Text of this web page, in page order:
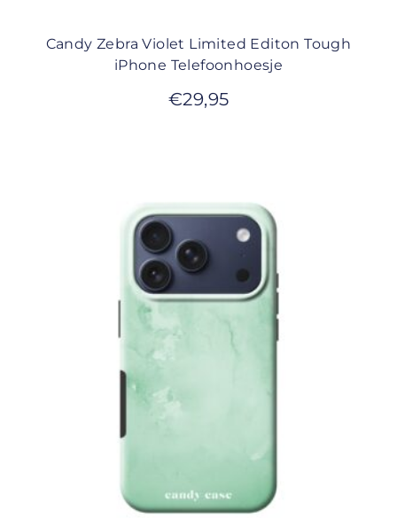
Candy Zebra Violet Limited Editon Tough
iPhone Telefoonhoesje
€29,95